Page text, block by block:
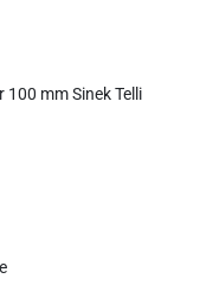
100 mm Sinek Telli